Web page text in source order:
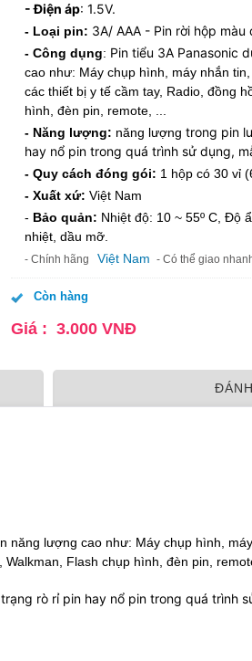
- Điện áp: 1.5V.
- Loại pin: 3A/ AAA - Pin rời hộp màu
- Công dụng: Pin tiểu 3A Panasonic
cao như: Máy chụp hình, máy nhắn
các thiết bị y tế cầm tay, Radio, đồng
hình, đèn pin, remote, ...
- Năng lượng: năng lượng trong pin
hay nổ pin trong quá trình sử dụng,
- Quy cách đóng gói: 1 hộp có 30 vỉ
- Xuất xứ: Việt Nam
- Bảo quản: Nhiệt độ: 10 ~ 55º C, Độ
nhiệt, dầu mỡ.
- Chính hãng Việt Nam - Có thể giao
Còn hàng
Giá : 3.000 VNĐ
năng lượng cao như: Máy chụp hình,
Flash chụp hình, đèn pin,
rò rỉ pin hay nổ pin trong quá trình